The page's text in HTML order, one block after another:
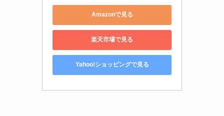
Amazonで見る
楽天市場で見る
Yahoo!ショッピングで見る